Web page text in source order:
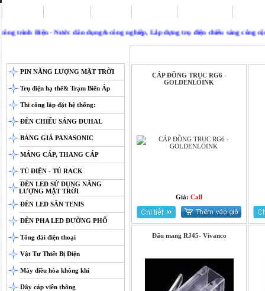
trình Điện - Nước dân dụng& công nghiệp, Lắp dựng trụ điện chiếu sáng công
PIN NĂNG LƯỢNG MẶT TRỜI
Trụ điện hạ thế& Trạm Biến Áp
Thi công lắp đặt hệ thống:
ĐÈN CHIẾU SÁNG DUHAL
BẢNG GIÁ PANASONIC
MÁNG CÁP, THANG CÁP
TỦ ĐIỆN - TỦ RACK
ĐÈN LED SỬ DỤNG NĂNG
LƯỢNG MẶT TRỜI
ĐÈN LED SÂN TENIS
ĐÈN PHA LED ĐƯỜNG PHỐ
Tổng đài điện thoại
Vật Tư Thiết Bị Điện
Máy điều hòa không khí
Dây cáp viễn thông
CÁP ĐỒNG TRỤC RG6 -
GOLDENLOINK
Giá: Call
Đấu mang RJ45- Vivanco